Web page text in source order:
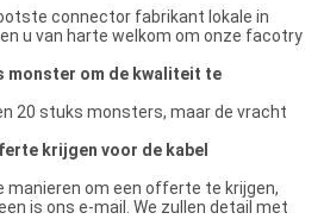
connector fabrikant lokale in
u van harte welkom om onze facotry
monster om de kwaliteit te
20 stuks monsters, maar de vracht
krijgen voor de kabel
manieren om een offerte te krijgen,
is ons e-mail. We zullen detail met